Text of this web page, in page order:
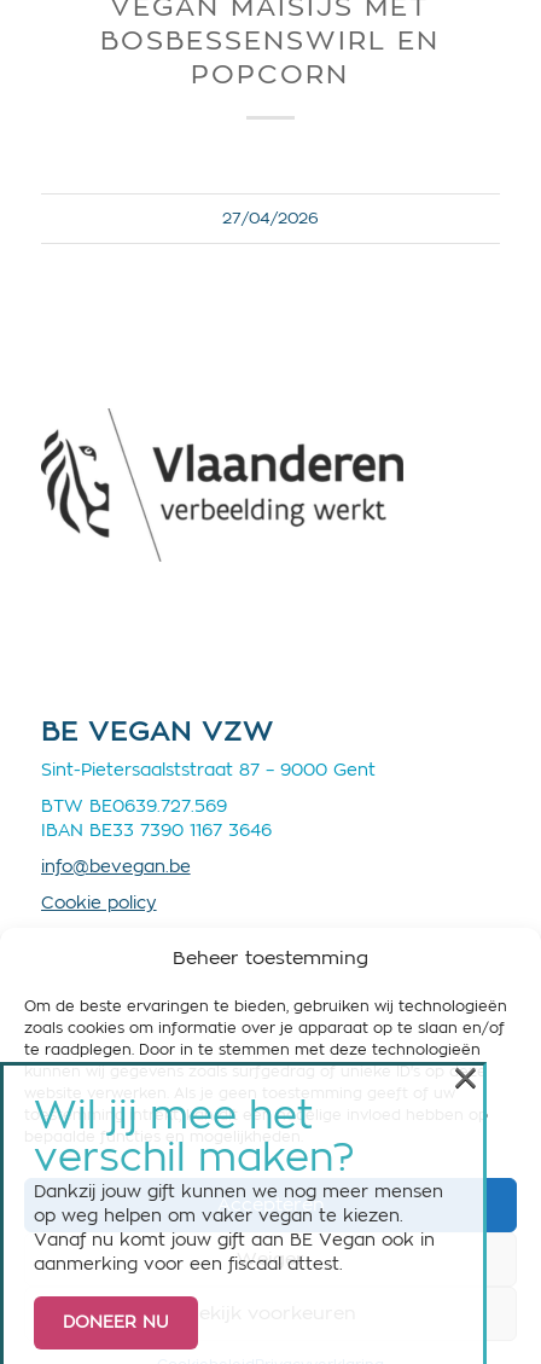
Beheer toestemming
Om de beste ervaringen te bieden, gebruiken wij technologieën
zoals cookies om informatie over je apparaat op te slaan en/of
te raadplegen. Door in te stemmen met deze technologieën
kunnen wij gegevens zoals surfgedrag of unieke ID's op deze
toestemming intrekt, kan dit een nadelige invloed hebben op
bepaalde functies en mogelijkheden.
Accepteren
Weiger
VEGAN MAÏSIJS MET
BOSBESSENSWIRL EN
POPCORN
27/04/2026
BE VEGAN VZW
Sint-Pietersaalststraat 87 – 9000 Gent
BTW BE0639.727.569
IBAN BE33 7390 1167 3646
info@bevegan.be
Cookie policy
STEUN BE VEGAN
Help ons om België vegan-friendly te maken! Steun
ons nu met een maandelijkse of eenmalige gift.
Steun BE Vegan
Wil jij mee het
verschil maken?
Dankzij jouw gift kunnen we nog meer mensen
op weg helpen om vaker vegan te kiezen.
Vanaf nu komt jouw gift aan BE Vegan ook in
aanmerking voor een fiscaal attest.
DONEER NU
×